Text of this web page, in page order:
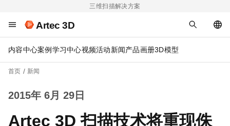
三维扫描解决方案
Artec 3D
内容中心案例 学习中心视频活动新闻产品画册3D模型
首页 新闻
2015年 6月 29日
Artec 3D 扫描技术将重现侏